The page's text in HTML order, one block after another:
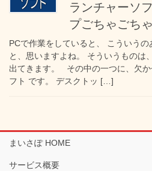
ランチャーソ
プごちゃごち
PCで作業をしていると、 こういうの
と、思いますよね。 そういうものは
出てきます。 その中の一つに、欠
フト です。 デスクトッ […]
まいさぽ HOME
サービス概要